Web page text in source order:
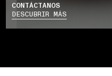
CONTÁCTANOS
DESCUBRIR MÁS